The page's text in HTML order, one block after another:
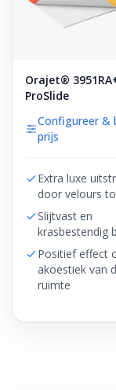
Orajet®
ProSlide
Configureer &
prijs
Extra luxe
door velours
Slijtvast en
krasbestendig
Positief effect
akoestiek van
ruimte